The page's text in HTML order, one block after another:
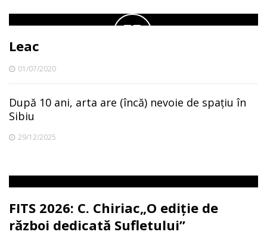
Leac
01/07/2020
După 10 ani, arta are (încă) nevoie de spațiu în
Sibiu
29/12/2025
FITS 2026: C. Chiriac„O ediție de
război dedicată Sufletului”